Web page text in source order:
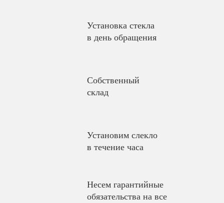
Установка стекла
в день обращения
Собственный
склад
Установим слекло
в течение часа
Несем гарантийные
обязательства на все